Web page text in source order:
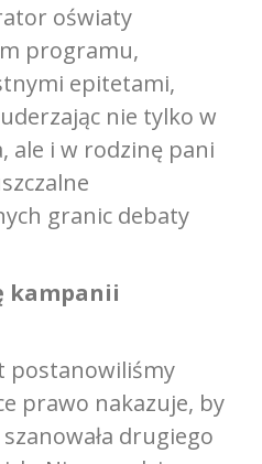
oświaty
programu,
epitetami,
nie tylko w
ale i w rodzinę pani
granic debaty
kampanii
postanowiliśmy
prawo nakazuje, by
drugiego